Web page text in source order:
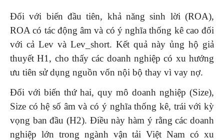
Đối với biến đầu tiên, khả năng sinh lời (ROA),
ROA có tác động âm và có ý nghĩa thống kê cao đối
với cả Lev và Lev_short. Kết quả này ủng hộ giả
thuyết H1, cho thấy các doanh nghiệp có xu hướng
ưu tiên sử dụng nguồn vốn nội bộ thay vì vay nợ.
Đối với biến thứ hai, quy mô doanh nghiệp (Size),
Size có hệ số âm và có ý nghĩa thống kê, trái với kỳ
vọng ban đầu (H2). Điều này hàm ý rằng các doanh
nghiệp lớn trong ngành vận tải Việt Nam có xu